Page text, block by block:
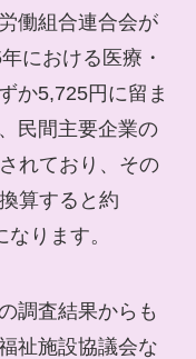
働組合連合会が
における医療・
か5,725円に留ま
民間主要企業の
れており、その
算すると約
ります。
調査結果からも
祉施設協議会な